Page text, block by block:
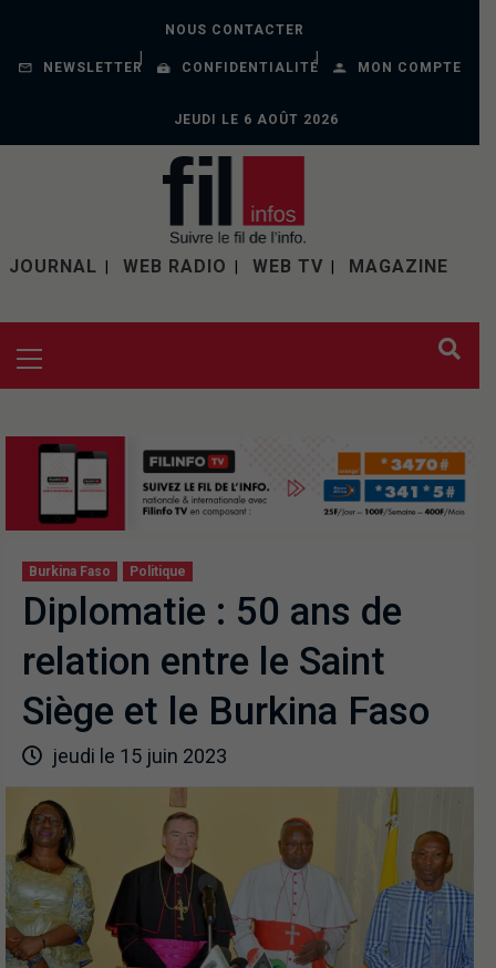
NOUS CONTACTER
NEWSLETTER CONFIDENTIALITÉ MON COMPTE
JEUDI LE 6 AOÛT 2026
JOURNAL WEB RADIO WEB TV MAGAZINE
Burkina Faso Politique
Diplomatie : 50 ans de
relation entre le Saint
Siège et le Burkina Faso
jeudi le 15 juin 2023